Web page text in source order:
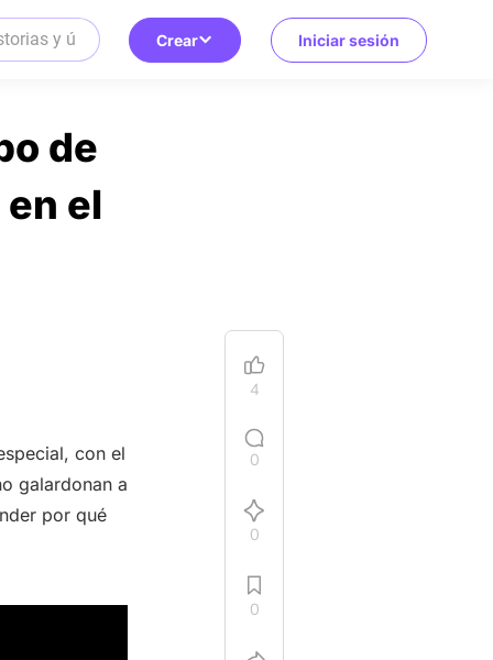
Crear Iniciar sesión
de
el
con el
galardonan a
por qué
4
0
0
0